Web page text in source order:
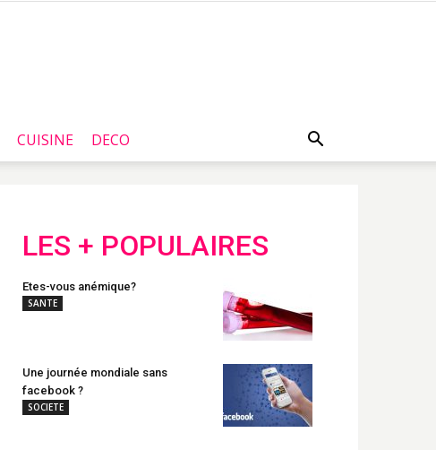
CUISINE DECO
LES + POPULAIRES
Etes-vous anémique?
SANTE
Une journée mondiale sans
facebook ?
SOCIETE